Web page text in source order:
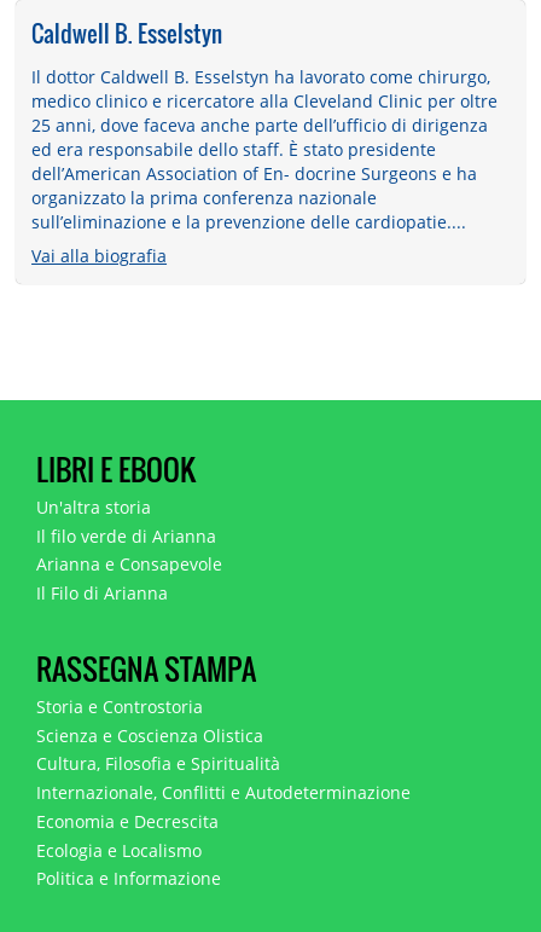
Caldwell B. Esselstyn
Il dottor Caldwell B. Esselstyn ha lavorato come chirurgo,
medico clinico e ricercatore alla Cleveland Clinic per oltre
25 anni, dove faceva anche parte dell’ufficio di dirigenza
ed era responsabile dello staff. È stato presidente
dell’American Association of En- docrine Surgeons e ha
organizzato la prima conferenza nazionale
sull’eliminazione e la prevenzione delle cardiopatie....
Vai alla biografia
LIBRI E EBOOK
Un'altra storia
Il filo verde di Arianna
Arianna e Consapevole
Il Filo di Arianna
RASSEGNA STAMPA
Storia e Controstoria
Scienza e Coscienza Olistica
Cultura, Filosofia e Spiritualità
Internazionale, Conflitti e Autodeterminazione
Economia e Decrescita
Ecologia e Localismo
Politica e Informazione